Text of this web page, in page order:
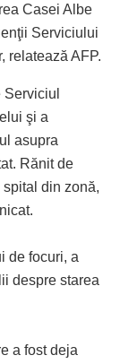
Casei Albe
Serviciului
relatează AFP.
şi a
asupra
Rănit de
spital din zonă,
de focuri, a
despre starea
a fost deja